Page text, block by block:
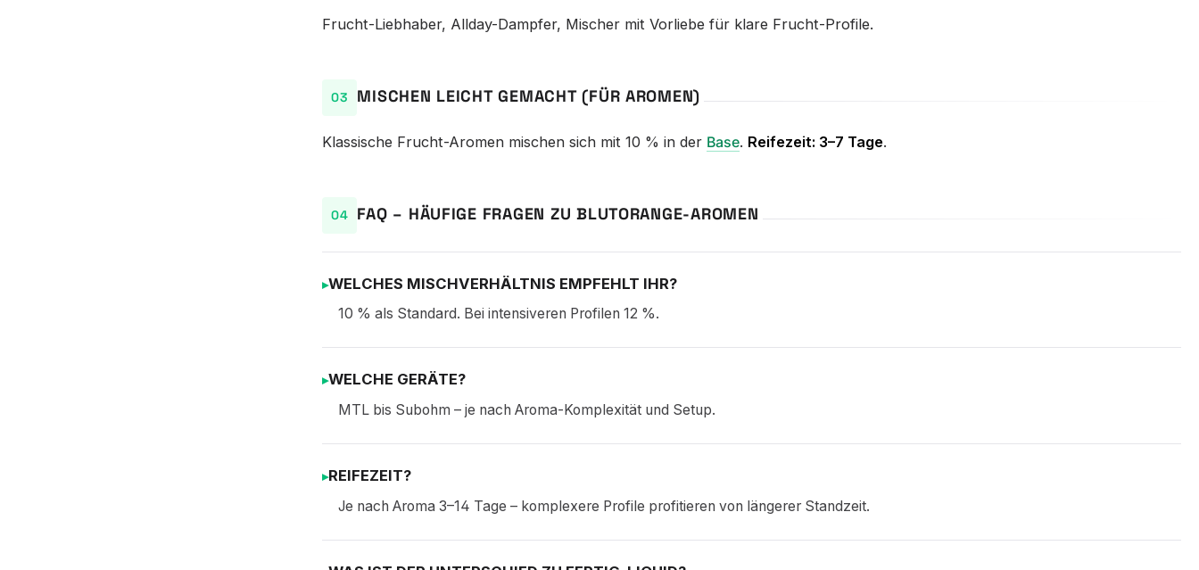
Frucht-Liebhaber, Allday-Dampfer, Mischer mit Vorliebe für klare Frucht-Profile.
MISCHEN LEICHT GEMACHT (FÜR AROMEN)
Klassische Frucht-Aromen mischen sich mit 10 % in der Base. Reifezeit: 3–7 Tage.
FAQ – HÄUFIGE FRAGEN ZU BLUTORANGE-AROMEN
WELCHES MISCHVERHÄLTNIS EMPFEHLT IHR?
10 % als Standard. Bei intensiveren Profilen 12 %.
WELCHE GERÄTE?
MTL bis Subohm – je nach Aroma-Komplexität und Setup.
REIFEZEIT?
Je nach Aroma 3–14 Tage – komplexere Profile profitieren von längerer Standzeit.